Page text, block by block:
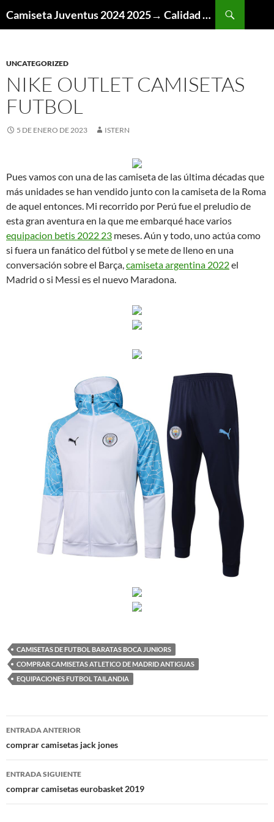
Camiseta Juventus 2024 2025→ Calidad Thai AAA
UNCATEGORIZED
NIKE OUTLET CAMISETAS
FUTBOL
5 DE ENERO DE 2023 ISTERN
Pues vamos con una de las camiseta de las última décadas que
más unidades se han vendido junto con la camiseta de la Roma
de aquel entonces. Mi recorrido por Perú fue el preludio de
esta gran aventura en la que me embarqué hace varios
equipacion betis 2022 23 meses. Aún y todo, uno actúa como
si fuera un fanático del fútbol y se mete de lleno en una
conversación sobre el Barça,camiseta argentina 2022el
Madrid o si Messi es el nuevo Maradona.
CAMISETAS DE FUTBOL BARATAS BOCA JUNIORS
COMPRAR CAMISETAS ATLETICO DE MADRID ANTIGUAS
EQUIPACIONES FUTBOL TAILANDIA
Navegación
de
entradas
ENTRADA ANTERIOR
comprar camisetas jack jones
ENTRADA SIGUIENTE
comprar camisetas eurobasket 2019